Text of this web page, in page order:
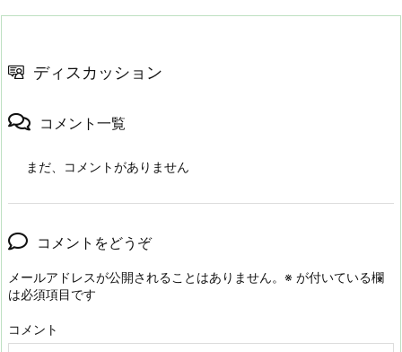
ディスカッション
コメント一覧
まだ、コメントがありません
コメントをどうぞ
メールアドレスが公開されることはありません。 ※ が付いている欄
は必須項目です
コメント